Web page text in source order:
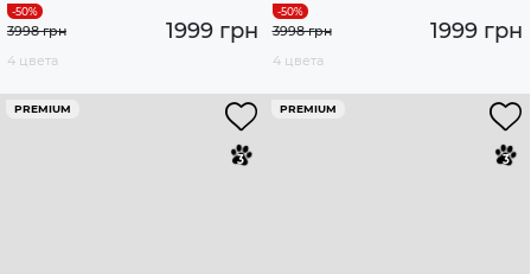
1999 грн
3998 грн
4 цвета
1999 грн
3998 грн
4 цвета
PREMIUM PREMIUM